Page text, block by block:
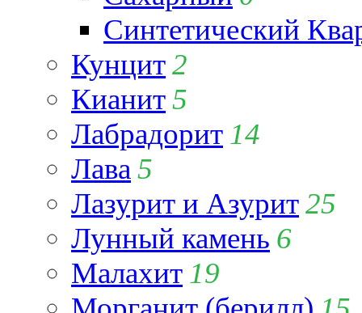
Синтетический
Кунцит2
Кианит5
Лабрадорит 14
Лава 5
Лазурит и Азурит25
Лунный камень 6
Малахит 19